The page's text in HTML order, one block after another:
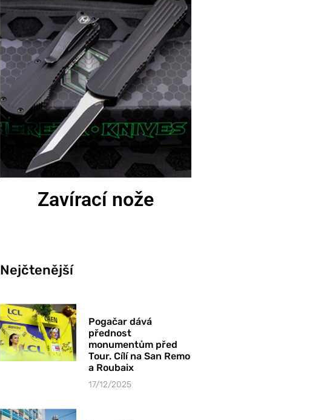
Zavírací nože
Nejčtenější
Pogačar dává
přednost
monumentům před
Tour. Cílí na San Remo
a Roubaix
17/12/2025